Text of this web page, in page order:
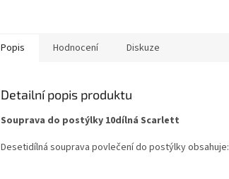
Popis Hodnocení Diskuze
Detailní popis produktu
Souprava do postýlky 10dílná Scarlett
Desetidílná souprava povlečení do postýlky obsahuje: